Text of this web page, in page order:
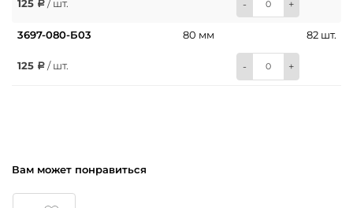
125 / шт. - +
3697-080-Б03 80 мм 82 шт.
125 / шт. - +
Вам может понравиться